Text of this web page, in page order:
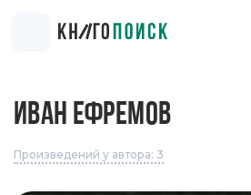
ИВАН ЕФРЕМОВ
Произведений у автора: 3